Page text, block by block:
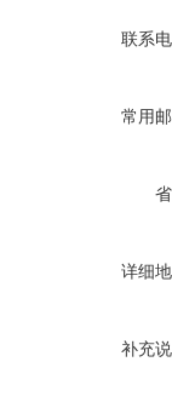
联系
常用
详细
补充